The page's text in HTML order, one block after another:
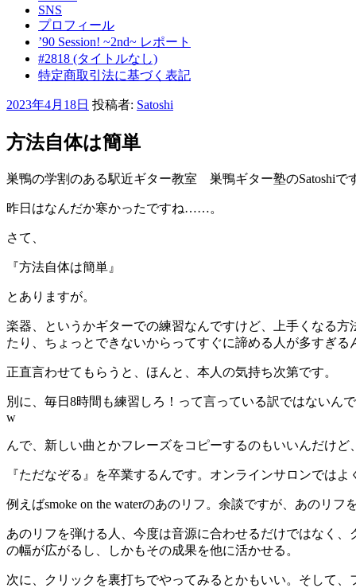
SNS
プロフィール
’90 Session! ~2nd~ レポート
#2818 (タイトルなし)
特定商取引法に基づく表記
投
日:
2023年4月18日 投稿者: Satoshi
方法自体は簡単
巣鴨の学割のある駅近ギター教室 巣鴨ギター塾のSatoshiで
昨日はなんだか寒かったですね……。
さて、
『方法自体は簡単』
とありますが。
楽器、というかギターでの練習なんですけど、上手くなる
たり、ちょっとできないからってすぐに諦める人が多すぎる
正直言わせてもらうと、ほんと、本人の気持ち次第です。
別に、毎日8時間も練習しろ！って言っている訳ではないん
w
んで、新しい曲とかフレーズをコピーするのもいいんだけ
『ただなぞる』を卒業するんです。オンラインサロンでは
例えばsmoke on the waterのあのリフ。余談ですが、あのリ
あのリフを弾ける人、今度は音源に合わせるだけではなく
の幅が広がるし、しかもその成果を他に活かせる。
次に、クリックを裏打ちでやってみるとかもいい。そして